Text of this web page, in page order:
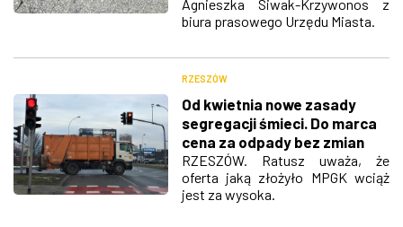
Agnieszka Siwak-Krzywonos z
biura prasowego Urzędu Miasta.
RZESZÓW
Od kwietnia nowe zasady
segregacji śmieci. Do marca
cena za odpady bez zmian
RZESZÓW. Ratusz uważa, że
oferta jaką złożyło MPGK wciąż
jest za wysoka.